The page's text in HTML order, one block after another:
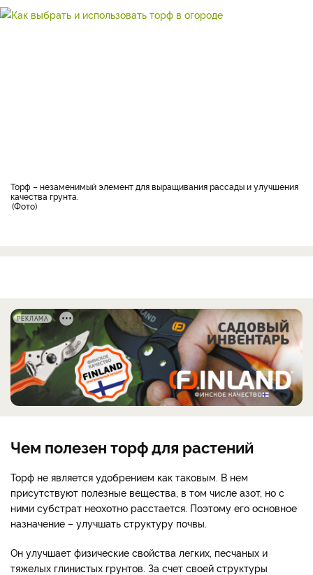
торф – незаменимый элемент для выращивания рассады и улучшения
качества грунта.
Фото
РЕКЛАМА
Чем полезен торф для растений
Торф не является удобрением как таковым. В нем
присутствуют полезные вещества, в том числе азот, но с
ними субстрат неохотно расстается. Поэтому его основное
назначение – улучшать структуру почвы.
Он улучшает физические свойства легких, песчаных и
тяжелых глинистых грунтов. За счет своей структуры